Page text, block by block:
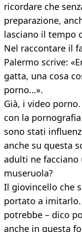
ricordare che
preparazione,
lasciano il tempo
Nel raccontare il
Palermo scrive:
gatta, una cosa
porno…».
Già, i video
con la
sono stati
anche su questa
adulti ne facciano
museruola?
Il giovincello che
portato a
potrebbe – dico
anche in questa